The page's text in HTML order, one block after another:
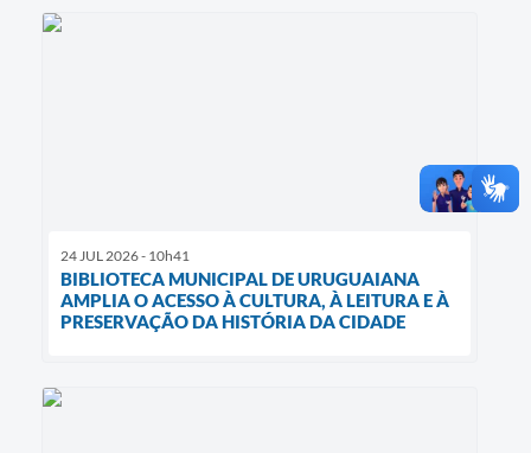
24 JUL 2026 - 10h41
BIBLIOTECA MUNICIPAL DE URUGUAIANA
AMPLIA O ACESSO À CULTURA, À LEITURA E À
PRESERVAÇÃO DA HISTÓRIA DA CIDADE